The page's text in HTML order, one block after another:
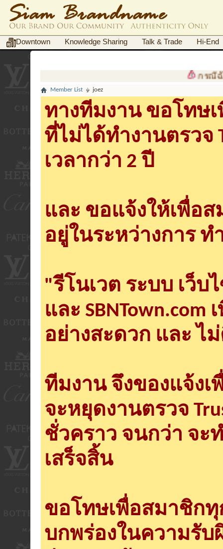
Downtown Knowledge Sharing Talk & Trade Hi-End
กรณีฉ้อโ
Member List joez
ทางทีมงาน ขอโทษ
ที่ไม่ได้ทำงานตรวจ
เวลากว่า 2 ปี
และ ขอแจ้งให้เพื่อ
อยู่ในระหว่างการ ท
"รีโนเวต ระบบ เว็บ
และ
อย่างสะดวก และ ไ
ทีมงาน จึงของแจ้ง
จะหยุดงานตรวจ
ชั่วคราว จนกว่า จะ
เสร็จสิ้น
ขอโทษเพื่อสมาชิก
บกพร่องในความรั